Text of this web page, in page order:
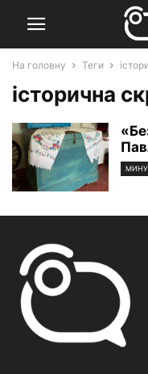
На головну Теги
історична